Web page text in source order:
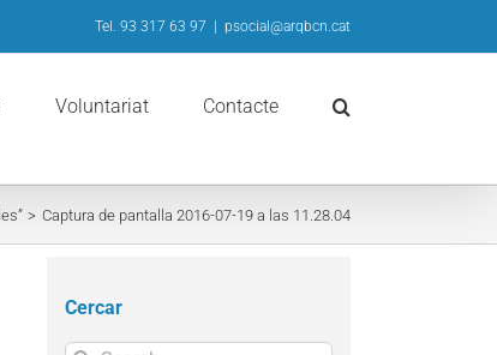
Tel. 93 317 63 97 psocial@arqbcn.cat
Voluntariat Contacte
Captura de pantalla 2016-07-19 a las 11.28.04
Cercar